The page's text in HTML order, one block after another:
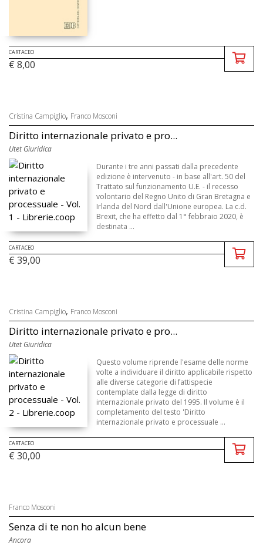
CARTACEO
€ 8,00
Cristina Campiglio, Franco Mosconi
Diritto internazionale privato e pro...
Utet Giuridica
Durante i tre anni passati dalla precedente
edizione è intervenuto - in base all'art. 50 del
Trattato sul funzionamento U.E. - il recesso
volontario del Regno Unito di Gran Bretagna e
Irlanda del Nord dall'Unione europea. La c.d.
Brexit, che ha effetto dal 1° febbraio 2020, è
destinata ...
CARTACEO
€ 39,00
Cristina Campiglio, Franco Mosconi
Diritto internazionale privato e pro...
Utet Giuridica
Questo volume riprende l'esame delle norme
volte a individuare il diritto applicabile rispetto
alle diverse categorie di fattispecie
contemplate dalla legge di diritto
internazionale privato del 1995. Il volume è il
completamento del testo 'Diritto
internazionale privato e processuale ...
CARTACEO
€ 30,00
Franco Mosconi
Senza di te non ho alcun bene
Ancora